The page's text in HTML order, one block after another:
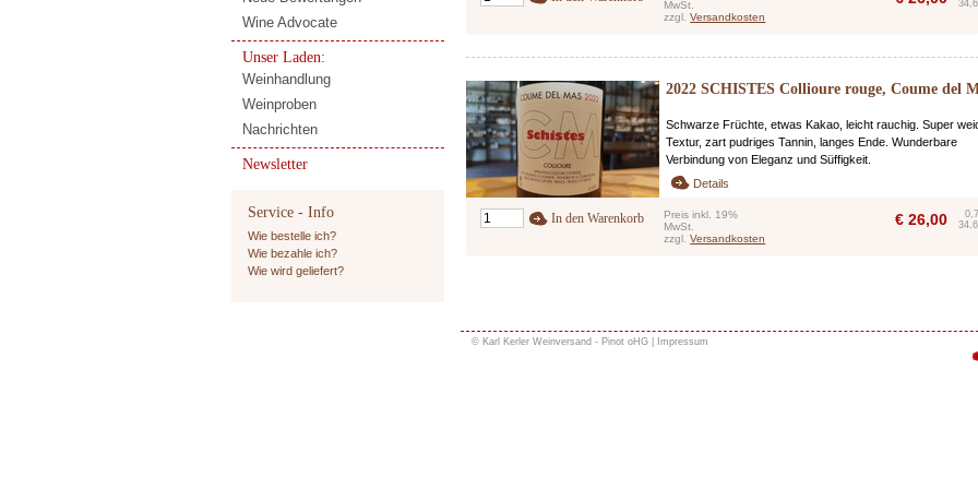
MwSt.
zzgl.Versandkosten
2022 SCHISTES Collioure rouge, Coume del
Schwarze Früchte, etwas Kakao, leicht rauchig. Super
Textur, zart pudriges Tannin, langes Ende. Wunderbare
Verbindung von Eleganz und Süffigkeit.
Details
In den Warenkorb
Preis inkl. 19%
MwSt.
zzgl.Versandkosten
€ 26,00
Wine Advocate
Unser Laden:
Weinhandlung
Weinproben
Nachrichten
Newsletter
Service - Info
Wie bestelle ich?
Wie bezahle ich?
Wie wird geliefert?
© Karl Kerler Weinversand - Pinot oHG | Impressum